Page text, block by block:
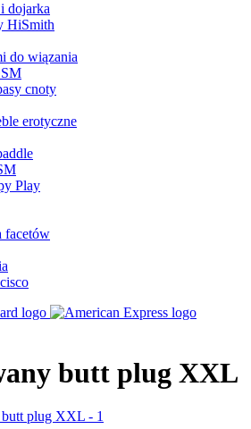
dojarka
HiSmith
do wiązania
cnoty
erotyczne
Play
facetów
butt plug XXL